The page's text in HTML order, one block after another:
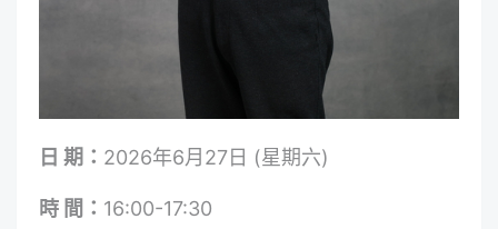
日 期： 2026年6月27日 (星期六)
時 間： 16:00-17:30